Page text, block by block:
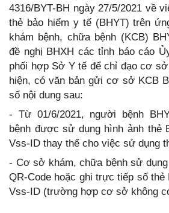
4316/BYT-BH ngày 27/5/2021 về
thẻ bảo hiểm y tế (BHYT) trên
khám bệnh, chữa bệnh (KCB)
đề nghị BHXH các tỉnh báo cáo
phối hợp Sở Y tế để chỉ đạo cơ
hiện, có văn bản gửi cơ sở KCB
số nội dung sau:
- Từ 01/6/2021, người bệnh
bệnh được sử dụng hình ảnh thẻ
Vss-ID thay thế cho việc sử dụng
- Cơ sở khám, chữa bệnh sử
QR-Code hoặc ghi trực tiếp số thẻ
Vss-ID (trường hợp cơ sở không